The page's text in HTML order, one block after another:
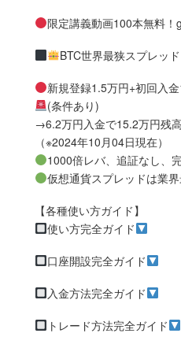
限定講義動画100本無料！
BTC世界最狭スプレッ
新規登録1.5万円+初回入
(条件あり)
→6.2万円入金で15.2万円残
（※2024年10月04日現在）
1000倍レバ、追証なし、
仮想通貨スプレッドは業
【各種使い方ガイド】
使い方完全ガイド
口座開設完全ガイド
入金方法完全ガイド
トレード方法完全ガイド